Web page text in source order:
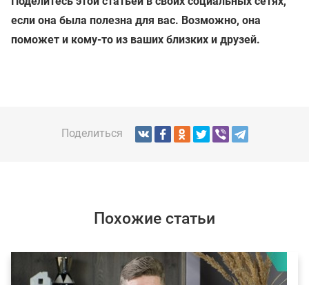
если она была полезна для вас. Возможно, она
поможет и кому-то из ваших близких и друзей.
Поделиться
Похожие статьи